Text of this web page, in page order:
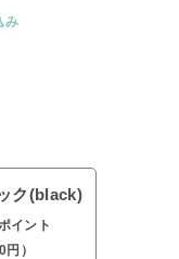
み
ク(black)
イント
円）